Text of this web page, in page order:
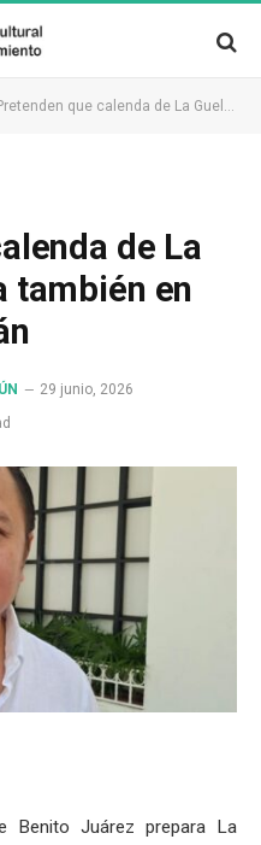
que calenda de La Guelaguetza sea también en avenida Yaxchilán
de La
también en
29 junio, 2026
Benito Juárez prepara La